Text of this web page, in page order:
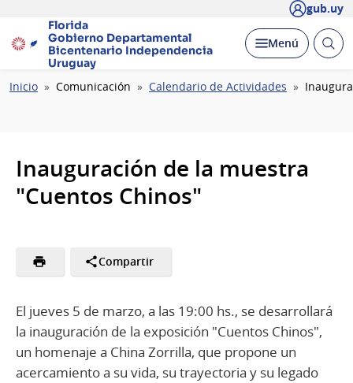
gub.uy
Florida
Gobierno Departamental
Bicentenario Independencia
Uruguay
Desplegar
Menú Abrir
Ruta
Inicio Comunicación Calendario de Actividades
Inauguración de la muestra
"Cuentos Chinos"
Compartir
El jueves 5 de marzo, a las 19:00 hs., se desarrollará
la inauguración de la exposición "Cuentos Chinos",
un homenaje a China Zorrilla, que propone un
acercamiento a su vida, su trayectoria y su legado